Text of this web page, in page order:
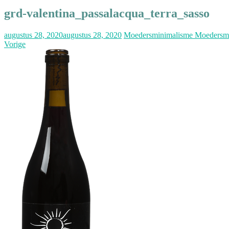
grd-valentina_passalacqua_terra_sasso
augustus 28, 2020augustus 28, 2020 Moedersminimalisme
Vorige